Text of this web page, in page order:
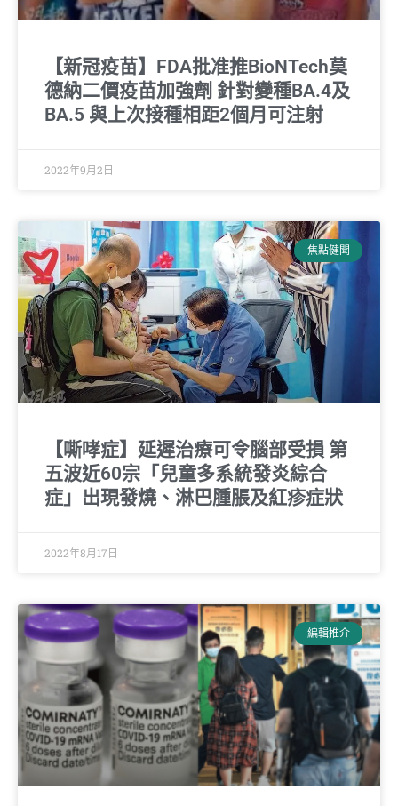
【新冠疫苗】FDA批准推BioNTech莫
德納二價疫苗加強劑 針對變種BA.4及
BA.5 與上次接種相距2個月可注射
2022年9月2日
焦點健聞
【嘶哮症】延遲治療可令腦部受損 第
五波近60宗「兒童多系統發炎綜合
症」出現發燒、淋巴腫脹及紅疹症狀
2022年8月17日
編輯推介